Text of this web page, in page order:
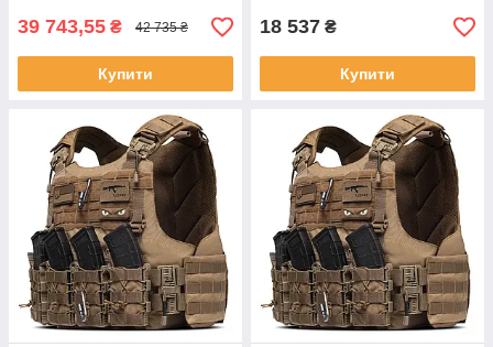
39 743,55 ₴ 42 735 ₴
Купити
18 537 ₴
Купити